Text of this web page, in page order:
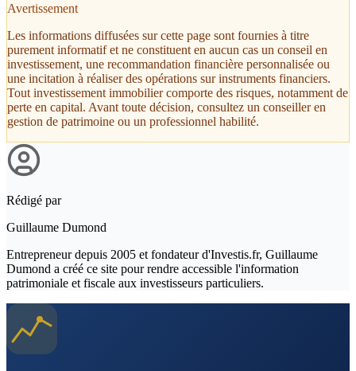
Avertissement
Les informations diffusées sur cette page sont fournies à titre
purement informatif et ne constituent en aucun cas un conseil en
investissement, une recommandation financière personnalisée ou
une incitation à réaliser des opérations sur instruments financiers.
Tout investissement immobilier comporte des risques, notamment de
perte en capital. Avant toute décision, consultez un conseiller en
gestion de patrimoine ou un professionnel habilité.
Rédigé par
Guillaume Dumond
Entrepreneur depuis 2005 et fondateur d'Investis.fr, Guillaume
Dumond a créé ce site pour rendre accessible l'information
patrimoniale et fiscale aux investisseurs particuliers.